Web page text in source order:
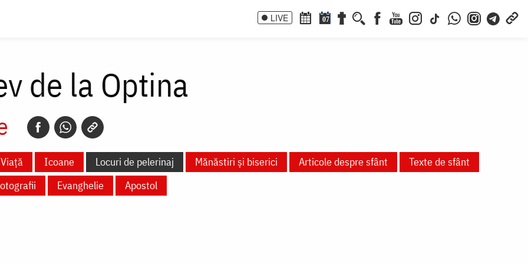
LIVE 07
de la Optina
Viață Icoane Locuri de pelerinaj Mănăstiri și biserici Articole despre sfânt
Texte de sfânt
Evanghelie Apostol